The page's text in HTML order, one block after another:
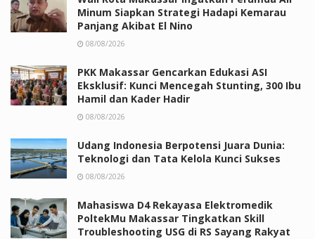
Minum Siapkan Strategi Hadapi Kemarau
Panjang Akibat El Nino
08/08/2026
PKK Makassar Gencarkan Edukasi ASI
Eksklusif: Kunci Mencegah Stunting, 300 Ibu
Hamil dan Kader Hadir
08/08/2026
Udang Indonesia Berpotensi Juara Dunia:
Teknologi dan Tata Kelola Kunci Sukses
08/08/2026
Mahasiswa D4 Rekayasa Elektromedik
PoltekMu Makassar Tingkatkan Skill
Troubleshooting USG di RS Sayang Rakyat